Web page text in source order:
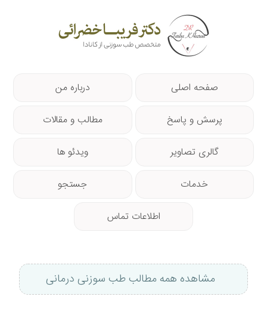
صفحه اصلی درباره من
پرسش و پاسخ مطالب و مقالات
گالری تصاویر ویدئو ها
خدمات جستجو
اطلاعات تماس
مشاهده همه مطالب طب سوزنی درمانی